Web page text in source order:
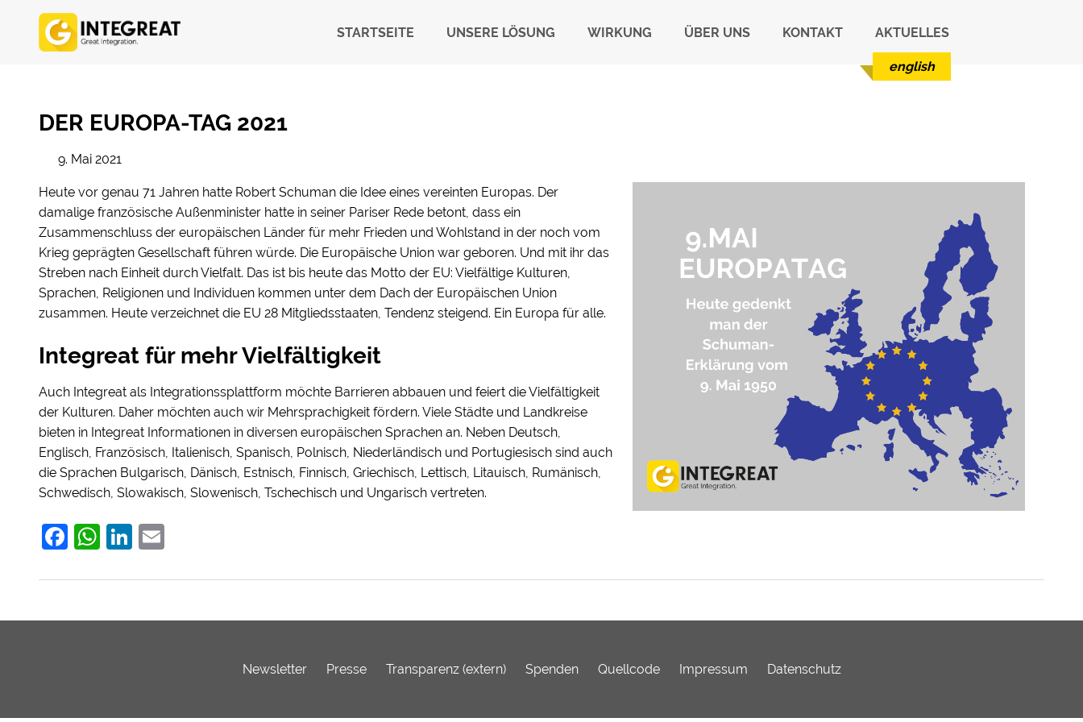
STARTSEITE UNSERE LÖSUNG WIRKUNG ÜBER UNS KONTAKT AKTUELLES
english
DER EUROPA-TAG 2021
9. Mai 2021
Heute vor genau 71 Jahren hatte Robert Schuman die Idee eines vereinten Europas. Der
damalige französische Außenminister hatte in seiner Pariser Rede betont, dass ein
Zusammenschluss der europäischen Länder für mehr Frieden und Wohlstand in der noch vom
Krieg geprägten Gesellschaft führen würde. Die Europäische Union war geboren. Und mit ihr das
Streben nach Einheit durch Vielfalt. Das ist bis heute das Motto der EU: Vielfältige Kulturen,
Sprachen, Religionen und Individuen kommen unter dem Dach der Europäischen Union
zusammen. Heute verzeichnet die EU 28 Mitgliedsstaaten, Tendenz steigend. Ein Europa für alle.
Integreat für mehr Vielfältigkeit
Auch Integreat als Integrationssplattform möchte Barrieren abbauen und feiert die Vielfältigkeit
der Kulturen. Daher möchten auch wir Mehrsprachigkeit fördern. Viele Städte und Landkreise
bieten in Integreat Informationen in diversen europäischen Sprachen an. Neben Deutsch,
Englisch, Französisch, Italienisch, Spanisch, Polnisch, Niederländisch und Portugiesisch sind auch
die Sprachen Bulgarisch, Dänisch, Estnisch, Finnisch, Griechisch, Lettisch, Litauisch, Rumänisch,
Schwedisch, Slowakisch, Slowenisch, Tschechisch und Ungarisch vertreten.
Facebook
WhatsApp
LinkedIn
Newsletter Presse Transparenz (extern) Spenden Quellcode Impressum Datenschutz